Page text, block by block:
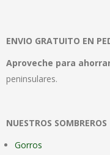
ENVIO GRATUITO EN
Aproveche para
peninsulares.
NUESTROS SOMBREROS
Gorros